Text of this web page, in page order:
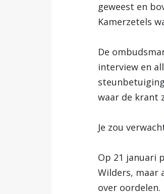
geweest en
Kamerzetels
De
interview en
waar de krant
Je zou
Op 21 januari
Wilders, maar
over